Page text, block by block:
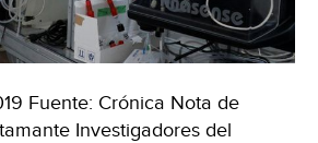
Fuente: Crónica Nota de
Investigadores del